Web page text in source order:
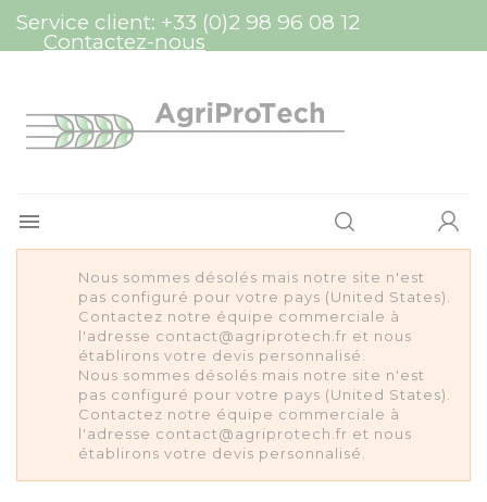
Service client: +33 (0)2 98 96 08 12
Contactez-nous

Nous sommes désolés mais notre site n'est
pas configuré pour votre pays (United States).
Contactez notre équipe commerciale à
l'adresse contact@agriprotech.fr et nous
établirons votre devis personnalisé.
Nous sommes désolés mais notre site n'est
pas configuré pour votre pays (United States).
Contactez notre équipe commerciale à
l'adresse contact@agriprotech.fr et nous
établirons votre devis personnalisé.
Panneau de gestion des cookies